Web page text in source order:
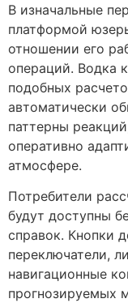
В изначальные
платформой
отношении его
операций. Водка
подобных
автоматически
паттерны
оперативно
атмосфере.
Потребители
будут доступны
справок. Кнопки
переключатели,
навигационные
прогнозируемых